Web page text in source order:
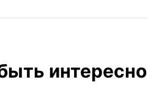
интересно